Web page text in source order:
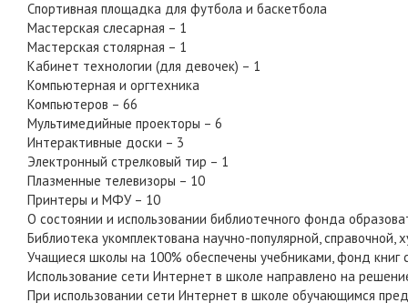
Спортивная площадка для футбола и баскетбола
Мастерская слесарная – 1
Мастерская столярная – 1
Кабинет технологии (для девочек) – 1
Компьютерная и оргтехника
Компьютеров – 66
Мультимедийные проекторы – 6
Интерактивные доски – 3
Электронный стрелковый тир – 1
Плазменные телевизоры – 10
Принтеры и МФУ – 10
О состоянии и использовании библиотечного фонда
Библиотека укомплектована научно-популярной,
Учащиеся школы на 100% обеспечены учебниками, фонд книг
Использование сети Интернет в школе направлено на
При использовании сети Интернет в школе обучающимся